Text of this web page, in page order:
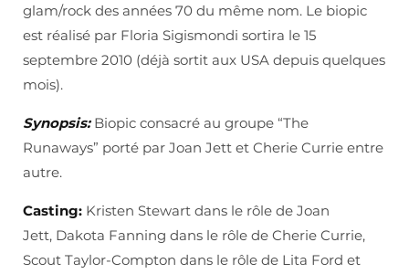
glam/rock des années 70 du même nom. Le biopic
est réalisé par Floria Sigismondi sortira le 15
septembre 2010 (déjà sortit aux USA depuis quelques
mois).
Synopsis:Biopic consacré au groupe “The
Runaways” porté par Joan Jett et Cherie Currie entre
autre.
Casting: Kristen Stewart dans le rôle de Joan
Jett, Dakota Fanning dans le rôle de Cherie Currie,
Scout Taylor-Compton dans le rôle de Lita Ford et